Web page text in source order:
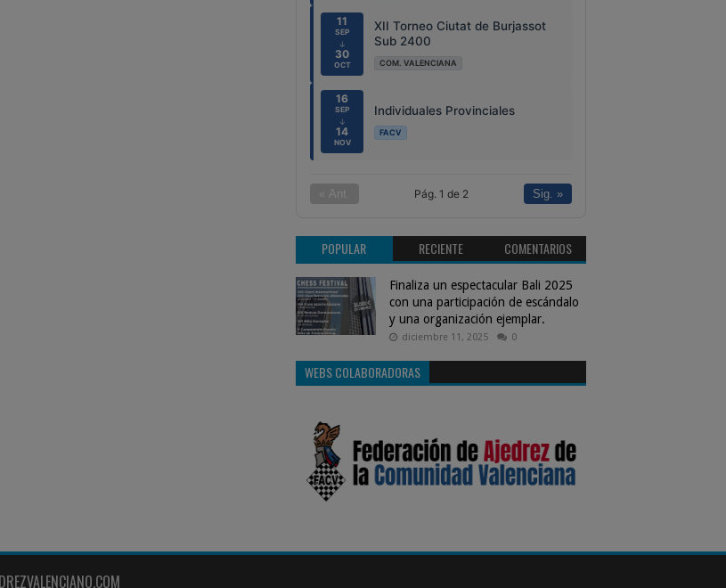
11
SEP
↓
30
OCT
XII Torneo Ciutat de Burjassot
Sub 2400
COM. VALENCIANA
16
SEP
↓
14
NOV
Individuales Provinciales
FACV
« Ant. Pág. 1 de 2 Sig. »
POPULAR RECIENTE COMENTARIOS
Finaliza un espectacular Bali 2025
con una participación de escándalo
y una organización ejemplar.
diciembre 11, 2025 0
WEBS COLABORADORAS